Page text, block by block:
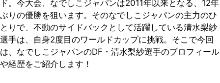
ド。今大会、なでしこジャパンは2011年以来となる、12年
ぶりの優勝を狙います。そのなでしこジャパンの主力のひ
とりで、不動のサイドバックとして活躍している清水梨紗
選手は、自身2度目のワールドカップに挑戦。そこで今回
は、なでしこジャパンのDF・清水梨紗選手のプロフィール
や経歴をご紹介します！